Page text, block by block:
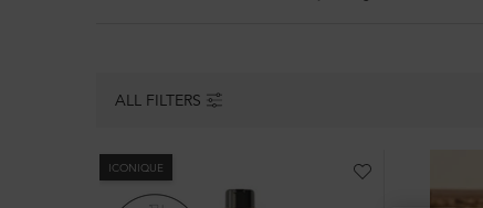
ALL FILTERS
ALL FILTERS MENU
ICONIQUE